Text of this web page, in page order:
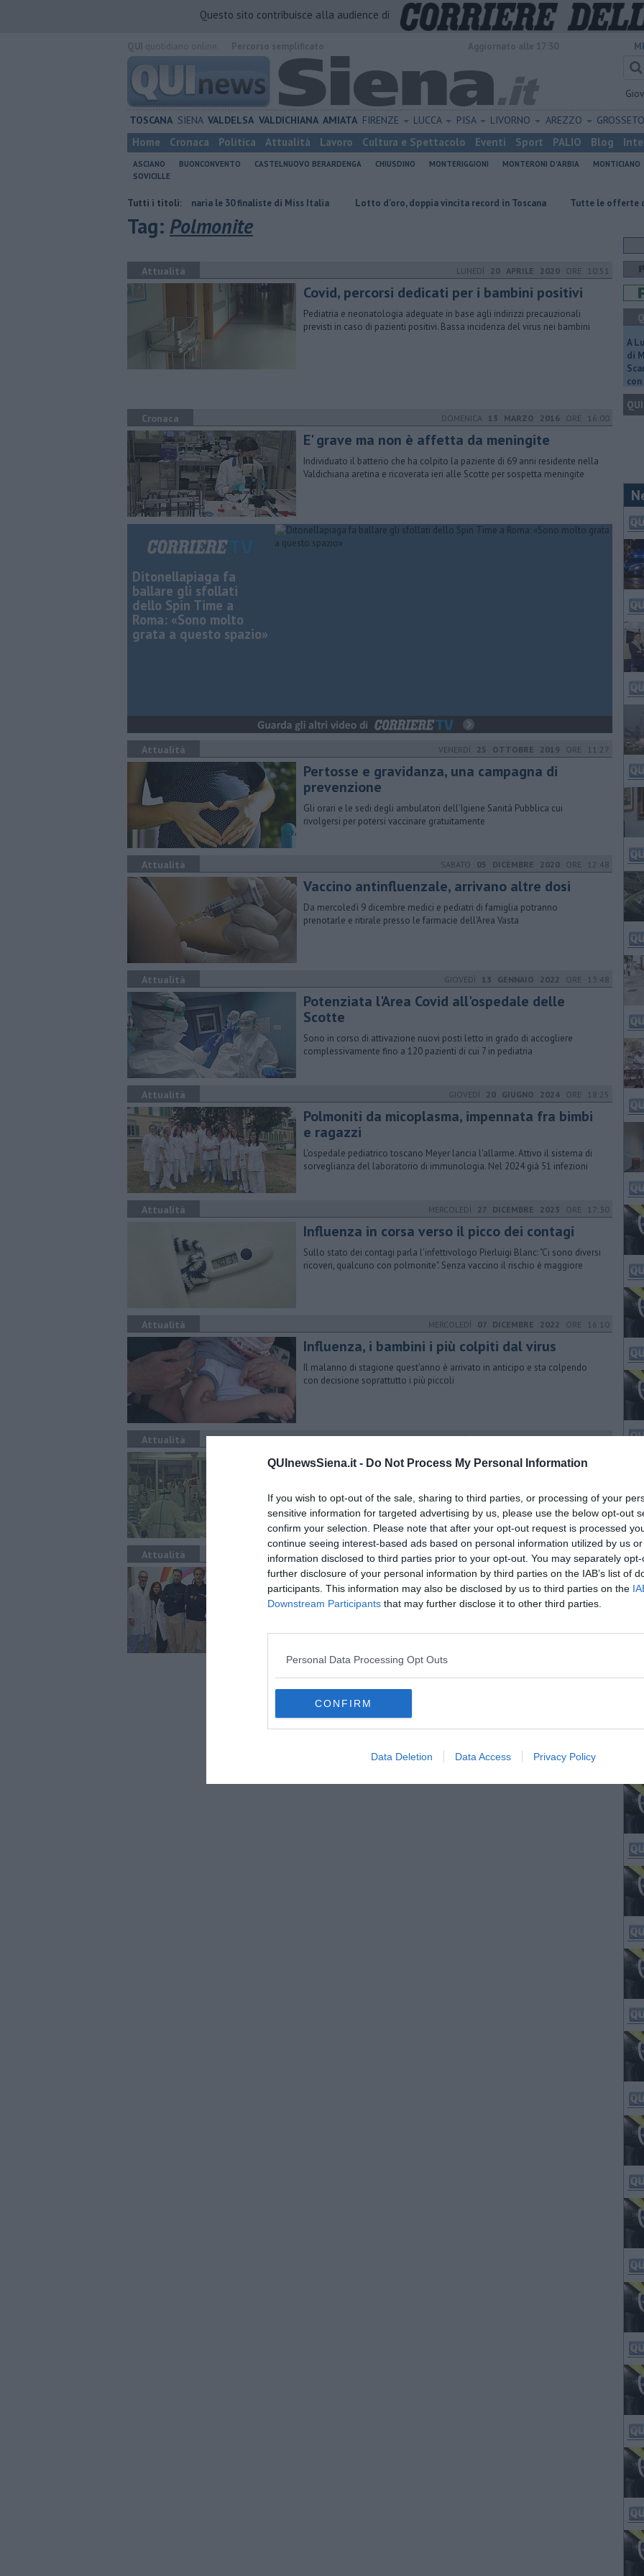
QUInewsSiena.it - Do Not Process My Personal Information
If you wish to opt-out of the sale, sharing to third parties, or processing of your
sensitive information for targeted advertising by us, please use the below opt-out
confirm your selection. Please note that after your opt-out request is processed
continue seeing interest-based ads based on personal information utilized by us
information disclosed to third parties prior to your opt-out. You may separately
further disclosure of your personal information by third parties on the IAB’s list of
participants. This information may also be disclosed by us to third parties on the
Downstream Participants that may further disclose it to other third parties.
Personal Data Processing Opt Outs
CONFIRM
Data Deletion Data Access Privacy Policy
Questo sito contribuisce alla audience di
TOSCANA SIENA VALDELSA VALDICHIANA AMIATA FIRENZE LUCCA PISA LIVORNO AREZZO GROSSETO
Home Cronaca Politica Attualità Lavoro Cultura e Spettacolo Eventi Sport PALIO Blog
ASCIANO BUONCONVENTO CASTELNUOVO BERARDENGA CHIUSDINO MONTERIGGIONI MONTERONI D'ARBIA MONTICIANO
SOVICILLE
Tutti i titoli:
Al Castello Bonaria le 30 finaliste di Miss Italia Lotto d'oro, doppia vincita record in Toscana ​Tutte le offerte di lavoro in
Tag: Polmonite
Attualità LUNEDÌ 20 APRILE 2020 ORE 10:51
Covid, percorsi dedicati per i bambini positivi
Pediatria e neonatologia adeguate in base agli indirizzi precauzionali
previsti in caso di pazienti positivi. Bassa incidenza del virus nei bambini
Cronaca DOMENICA 13 MARZO 2016 ORE 16:00
E' grave ma non è affetta da meningite
Individuato il batterio che ha colpito la paziente di 69 anni residente nella
Valdichiana aretina e ricoverata ieri alle Scotte per sospetta meningite
Ditonellapiaga fa
ballare gli sfollati
dello Spin Time a
Roma: «Sono molto
grata a questo spazio»
Attualità VENERDÌ 25 OTTOBRE 2019 ORE 11:27
Pertosse e gravidanza, una campagna di
prevenzione
Gli orari e le sedi degli ambulatori dell’Igiene Sanità Pubblica cui
rivolgersi per potersi vaccinare gratuitamente
Attualità SABATO 05 DICEMBRE 2020 ORE 12:48
Vaccino antinfluenzale, arrivano altre dosi
Da mercoledì 9 dicembre medici e pediatri di famiglia potranno
prenotarle e ritirale presso le farmacie dell'Area Vasta
Attualità GIOVEDÌ 13 GENNAIO 2022 ORE 13:48
Potenziata l'Area Covid all'ospedale delle
Scotte
Sono in corso di attivazione nuovi posti letto in grado di accogliere
complessivamente fino a 120 pazienti di cui 7 in pediatria
Attualità GIOVEDÌ 20 GIUGNO 2024 ORE 18:25
Polmoniti da micoplasma, impennata fra bimbi
e ragazzi
L'ospedale pediatrico toscano Meyer lancia l'allarme. Attivo il sistema di
sorveglianza del laboratorio di immunologia. Nel 2024 già 51 infezioni
Attualità MERCOLEDÌ 27 DICEMBRE 2023 ORE 17:30
Influenza in corsa verso il picco dei contagi
Sullo stato dei contagi parla l'infettivologo Pierluigi Blanc: "Ci sono diversi
ricoveri, qualcuno con polmonite". Senza vaccino il rischio è maggiore
Attualità MERCOLEDÌ 07 DICEMBRE 2022 ORE 16:10
Influenza, i bambini i più colpiti dal virus
Il malanno di stagione quest'anno è arrivato in anticipo e sta colpendo
con decisione soprattutto i più piccoli
Attualità MERCOLEDÌ10 NOVEMBRE 2021ORE 19:25
Crisi respiratoria, muore bimbo di 3 anni
ricoverato al mattino. I medici hanno escluso un'infezione da Covid
Attualità MERCOLEDÌ03 DICEMBRE 2025ORE 16:30
Bimbo torna a respirare dopo rara malattia
polmonare
La polmonite, la malformazione congenita, l'infezione di origine animale:
A
di
QUI